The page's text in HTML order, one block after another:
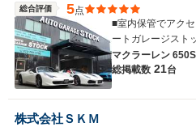
総合評価 5点
■室内保管でアク
ートガレージスト
マクラーレン
総掲載数 21台
株式会社ＳＫＭ